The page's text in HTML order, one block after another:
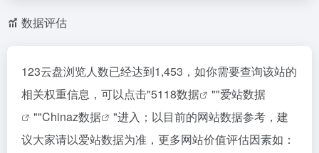
数据评估
123云盘浏览人数已经达到1,453，如你需要查询该站的
相关权重信息，可以点击"5118数据 ""爱站数据
""Chinaz数据
"进入；以目前的网站数据参考，建
议大家请以爱站数据为准，更多网站价值评估因素如：